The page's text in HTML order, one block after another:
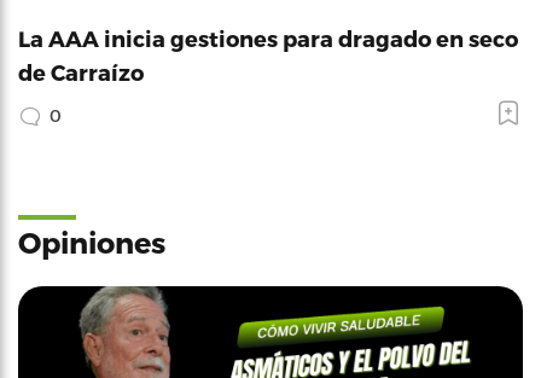
La AAA inicia gestiones para dragado en seco
de Carraízo
0
Opiniones